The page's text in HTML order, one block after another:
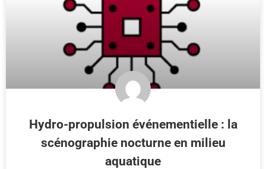
Hydro-propulsion événementielle : la
scénographie nocturne en milieu
aquatique